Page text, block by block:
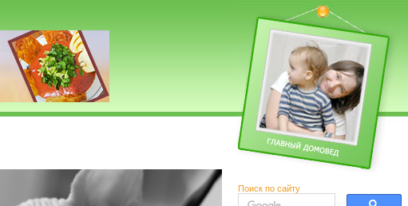
Поиск по сайту